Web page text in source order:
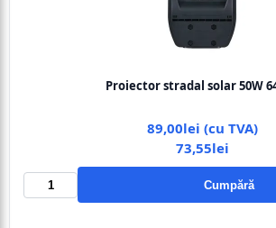
Proiector stradal solar 50W
89,00lei (cu TVA)
73,55lei
Cumpără